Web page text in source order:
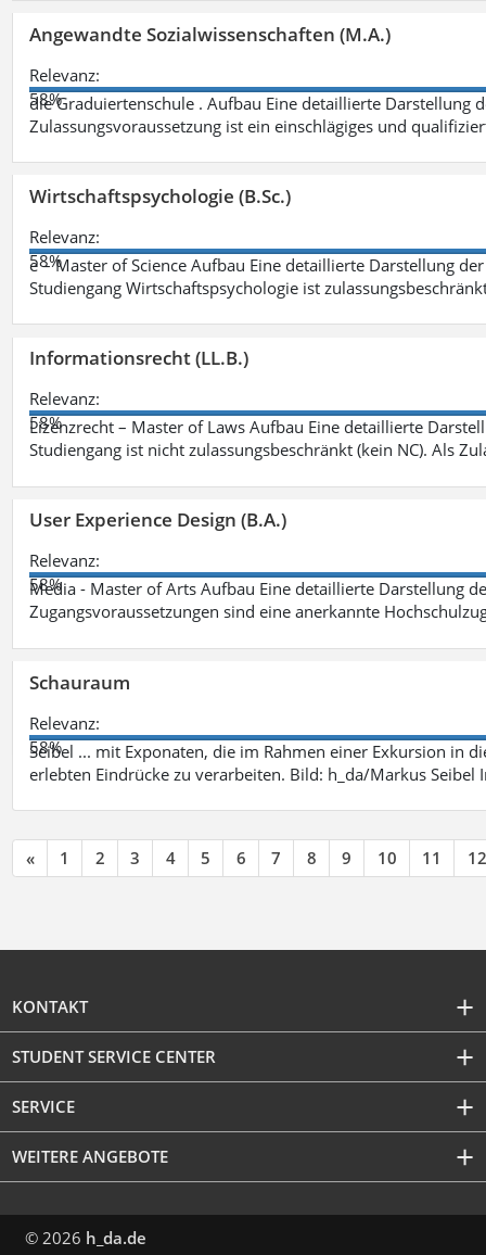
Angewandte Sozialwissenschaften (M.A.)
Relevanz:
58%
die Graduiertenschule . Aufbau Eine detaillierte Darstellung
Zulassungsvoraussetzung ist ein einschlägiges und
Wirtschaftspsychologie (B.Sc.)
Relevanz:
58%
e – Master of Science Aufbau Eine detaillierte Darstellung
Studiengang Wirtschaftspsychologie ist
Informationsrecht (LL.B.)
Relevanz:
58%
Lizenzrecht – Master of Laws Aufbau Eine detaillierte
Studiengang ist nicht zulassungsbeschränkt (kein NC). Als
User Experience Design (B.A.)
Relevanz:
58%
Media - Master of Arts Aufbau Eine detaillierte Darstellung
Zugangsvoraussetzungen sind eine anerkannte
Schauraum
Relevanz:
58%
Seibel ... mit Exponaten, die im Rahmen einer Exkursion in
erlebten Eindrücke zu verarbeiten. Bild: h_da/Markus Seibel
« 1 2 3 4 5 6 7 8 9 10 11 12
KONTAKT
STUDENT SERVICE CENTER
SERVICE
WEITERE ANGEBOTE
© 2026 h_da.de